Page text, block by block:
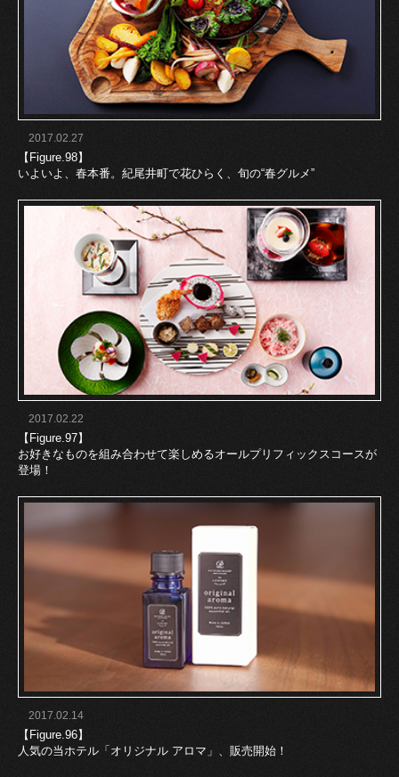
2017.02.27
【Figure.98】
いよいよ、春本番。紀尾井町で花ひらく、旬の“春グルメ”
2017.02.22
【Figure.97】
お好きなものを組み合わせて楽しめるオールプリフィックスコースが
登場！
2017.02.14
【Figure.96】
人気の当ホテル「オリジナル アロマ」、販売開始！